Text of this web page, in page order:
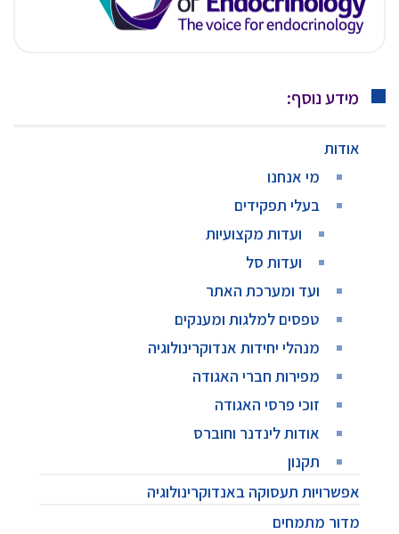
מידע נוסף:
אודות
מי אנחנו
בעלי תפקידים
ועדות מקצועיות
ועדות סל
ועד ומערכת האתר
טפסים למלגות ומענקים
מנהלי יחידות אנדוקרינולוגיה
מפירות חברי האגודה
זוכי פרסי האגודה
אודות לינדנר וחוברס
תקנון
אפשרויות תעסוקה באנדוקרינולוגיה
מדור מתמחים